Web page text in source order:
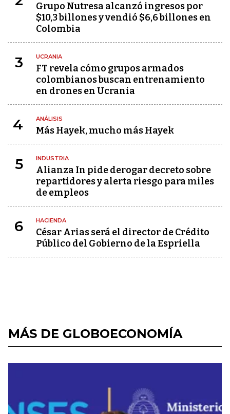
Grupo Nutresa alcanzó ingresos por
$10,3 billones y vendió $6,6 billones en
Colombia
3 UCRANIA
FT revela cómo grupos armados
colombianos buscan entrenamiento
en drones en Ucrania
4 ANÁLISIS
Más Hayek, mucho más Hayek
5 INDUSTRIA
Alianza In pide derogar decreto sobre
repartidores y alerta riesgo para miles
de empleos
6 HACIENDA
César Arias será el director de Crédito
Público del Gobierno de la Espriella
MÁS DE GLOBOECONOMÍA